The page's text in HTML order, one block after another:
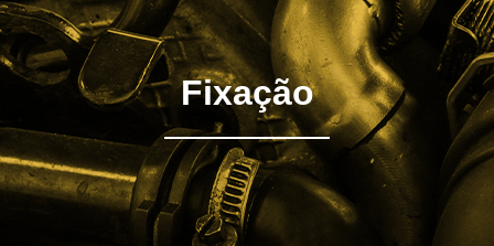
Fixação